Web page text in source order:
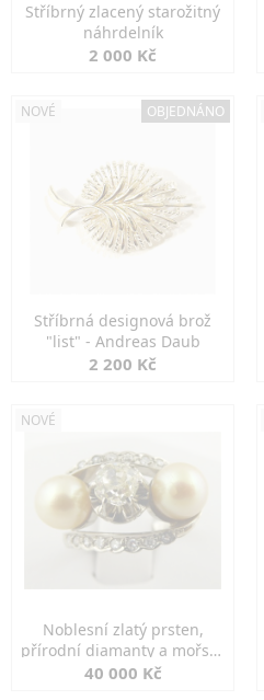
Stříbrný zlacený starožitný
náhrdelník
2 000 Kč
NOVÉ OBJEDNÁNO
Stříbrná designová brož
"list" - Andreas Daub
2 200 Kč
NOVÉ
Noblesní zlatý prsten,
přírodní diamanty a mořské
perly
40 000 Kč